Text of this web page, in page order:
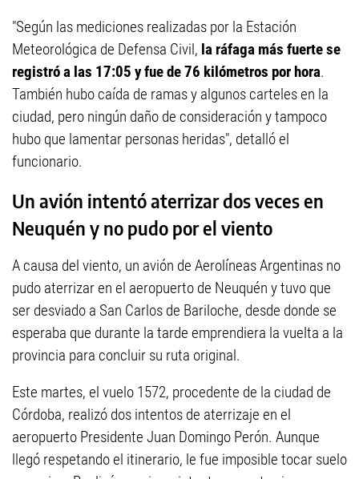
"Según las mediciones realizadas por la Estación
Meteorológica de Defensa Civil, la ráfaga más fuerte se
registró a las 17:05 y fue de 76 kilómetros por hora.
También hubo caída de ramas y algunos carteles en la
ciudad, pero ningún daño de consideración y tampoco
hubo que lamentar personas heridas", detalló el
funcionario.
Un avión intentó aterrizar dos veces en
Neuquén y no pudo por el viento
A causa del viento, un avión de Aerolíneas Argentinas no
pudo aterrizar en el aeropuerto de Neuquén y tuvo que
ser desviado a San Carlos de Bariloche, desde donde se
esperaba que durante la tarde emprendiera la vuelta a la
provincia para concluir su ruta original.
Este martes, el vuelo 1572, procedente de la ciudad de
Córdoba, realizó dos intentos de aterrizaje en el
aeropuerto Presidente Juan Domingo Perón. Aunque
llegó respetando el itinerario, le fue imposible tocar suelo